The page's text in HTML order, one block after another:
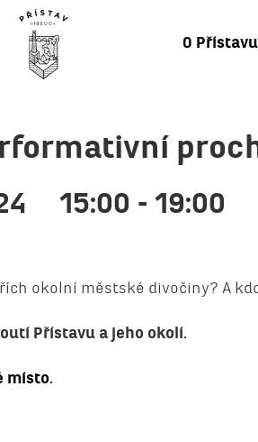
O
15:00 - 19:00
okolní městské divočiny? A
Přístavu a jeho okolí.
místo.